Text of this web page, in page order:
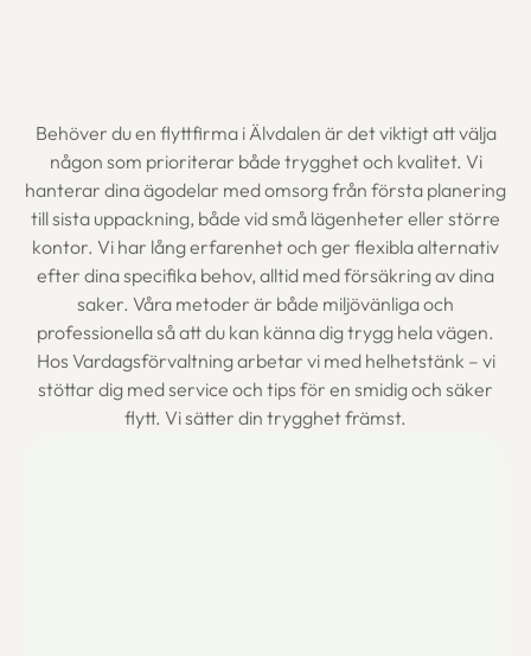
Behöver du en flyttfirma i Älvdalen är det viktigt att välja
någon som prioriterar både trygghet och kvalitet. Vi
hanterar dina ägodelar med omsorg från första planering
till sista uppackning, både vid små lägenheter eller större
kontor. Vi har lång erfarenhet och ger flexibla alternativ
efter dina specifika behov, alltid med försäkring av dina
saker. Våra metoder är både miljövänliga och
professionella så att du kan känna dig trygg hela vägen.
Hos Vardagsförvaltning arbetar vi med helhetstänk – vi
stöttar dig med service och tips för en smidig och säker
flytt. Vi sätter din trygghet främst.